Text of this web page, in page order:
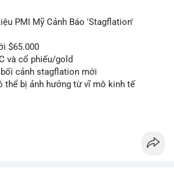
PMI Mỹ Cảnh Báo 'Stagflation'
$65.000
và cổ phiếu/gold
cảnh stagflation mới
thể bị ảnh hưởng từ vĩ mô kinh tế